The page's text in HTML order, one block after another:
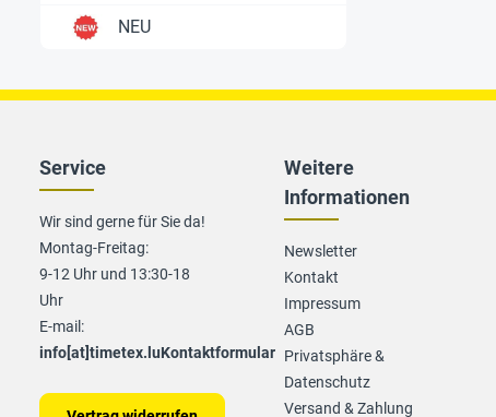
NEU
Service
Wir sind gerne für Sie da!
Montag-Freitag:
9-12 Uhr und 13:30-18
Uhr
E-mail:
info[at]timetex.luKontaktformular
Weitere
Informationen
Newsletter
Kontakt
Impressum
AGB
Privatsphäre &
Datenschutz
Versand & Zahlung